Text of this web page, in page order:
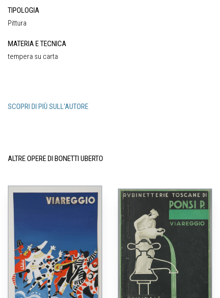
TIPOLOGIA
Pittura
MATERIA E TECNICA
tempera su carta
SCOPRI DI PIÙ SULL'AUTORE
ALTRE OPERE DI BONETTI UBERTO